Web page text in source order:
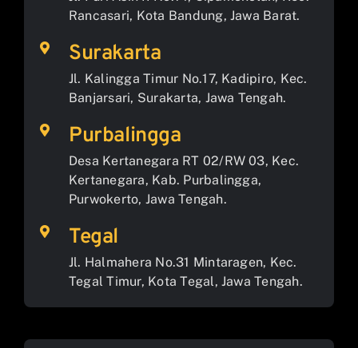
Rancasari, Kota Bandung, Jawa Barat.
Surakarta
Jl. Kalingga Timur No.17, Kadipiro, Kec.
Banjarsari, Surakarta, Jawa Tengah.
Purbalingga
Desa Kertanegara RT 02/RW 03, Kec.
Kertanegara, Kab. Purbalingga,
Purwokerto, Jawa Tengah.
Tegal
Jl. Halmahera No.31 Mintaragen, Kec.
Tegal Timur, Kota Tegal, Jawa Tengah.